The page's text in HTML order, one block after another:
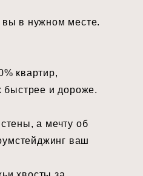
вы в нужном месте.
квартир,
быстрее и дороже.
а мечту об
ваш